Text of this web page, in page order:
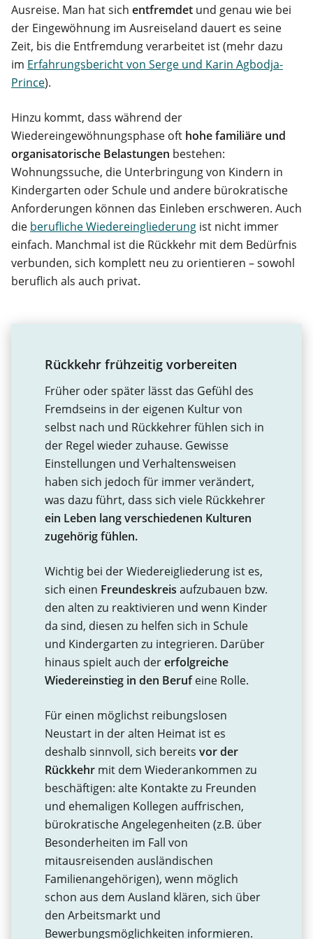
Ausreise. Man hat sich entfremdet und genau wie bei
der Eingewöhnung im Ausreiseland dauert es seine
Zeit, bis die Entfremdung verarbeitet ist (mehr dazu
im Erfahrungsbericht von Serge und Karin Agbodja-
Prince).
Hinzu kommt, dass während der
Wiedereingewöhnungsphase oft hohe familiäre und
organisatorische Belastungen bestehen:
Wohnungssuche, die Unterbringung von Kindern in
Kindergarten oder Schule und andere bürokratische
Anforderungen können das Einleben erschweren. Auch
die berufliche Wiedereingliederung ist nicht immer
einfach. Manchmal ist die Rückkehr mit dem Bedürfnis
verbunden, sich komplett neu zu orientieren – sowohl
beruflich als auch privat.
Rückkehr frühzeitig vorbereiten
Früher oder später lässt das Gefühl des
Fremdseins in der eigenen Kultur von
selbst nach und Rückkehrer fühlen sich in
der Regel wieder zuhause. Gewisse
Einstellungen und Verhaltensweisen
haben sich jedoch für immer verändert,
was dazu führt, dass sich viele Rückkehrer
ein Leben lang verschiedenen Kulturen
zugehörig fühlen.
Wichtig bei der Wiedereigliederung ist es,
sich einen Freundeskreis aufzubauen bzw.
den alten zu reaktivieren und wenn Kinder
da sind, diesen zu helfen sich in Schule
und Kindergarten zu integrieren. Darüber
hinaus spielt auch dererfolgreiche
Wiedereinstieg in den Berufeine Rolle.
Für einen möglichst reibungslosen
Neustart in der alten Heimat ist es
deshalb sinnvoll, sich bereits vor der
Rückkehr mit dem Wiederankommen zu
beschäftigen: alte Kontakte zu Freunden
und ehemaligen Kollegen auffrischen,
bürokratische Angelegenheiten (z.B. über
Besonderheiten im Fall von
mitausreisenden ausländischen
Familienangehörigen), wenn möglich
schon aus dem Ausland klären, sich über
den Arbeitsmarkt und
Bewerbungsmöglichkeiten informieren.